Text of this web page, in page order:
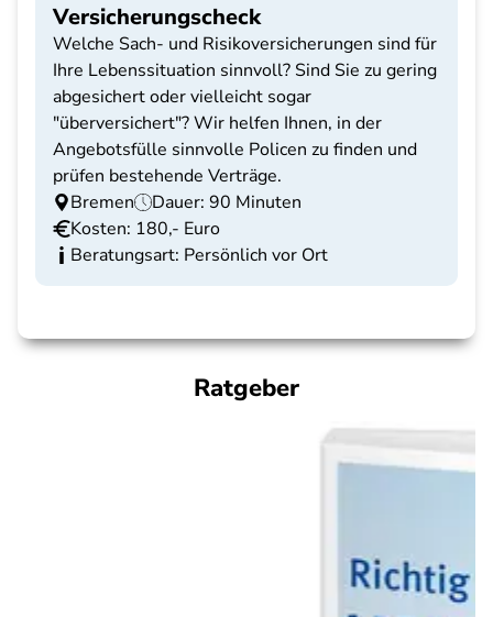
Versicherungscheck
Welche Sach- und Risikoversicherungen sind für
Ihre Lebenssituation sinnvoll? Sind Sie zu gering
abgesichert oder vielleicht sogar
"überversichert"? Wir helfen Ihnen, in der
Angebotsfülle sinnvolle Policen zu finden und
prüfen bestehende Verträge.
Bremen
Dauer: 90 Minuten
Kosten: 180,- Euro
Beratungsart: Persönlich vor Ort
Ratgeber